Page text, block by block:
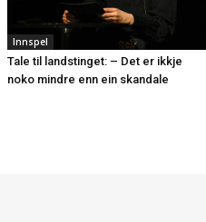
Innspel
Tale til landstinget: – Det er ikkje
noko mindre enn ein skandale